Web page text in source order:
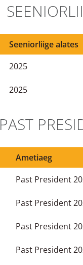
Seeniorliige alates
2025
2025
PAST
Ametiaeg
Past President
Past President
Past President
Past President